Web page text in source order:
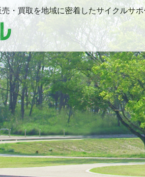
・買取を地域に密着したサイクルサ